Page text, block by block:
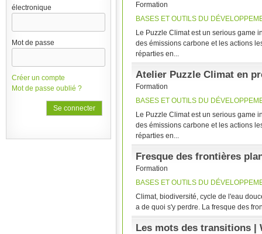
électronique
Mot de passe
Créer un compte
Mot de passe oublié ?
Formation
BASES ET OUTILS DU
Le Puzzle Climat est un serious game
des émissions carbone et les actions
réparties en...
Atelier Puzzle Climat en
Formation
BASES ET OUTILS DU
Le Puzzle Climat est un serious game
des émissions carbone et les actions
réparties en...
Fresque des frontières
Formation
BASES ET OUTILS DU
Climat, biodiversité, cycle de l'eau
a de quoi s'y perdre. La fresque des
Les mots des transitions |